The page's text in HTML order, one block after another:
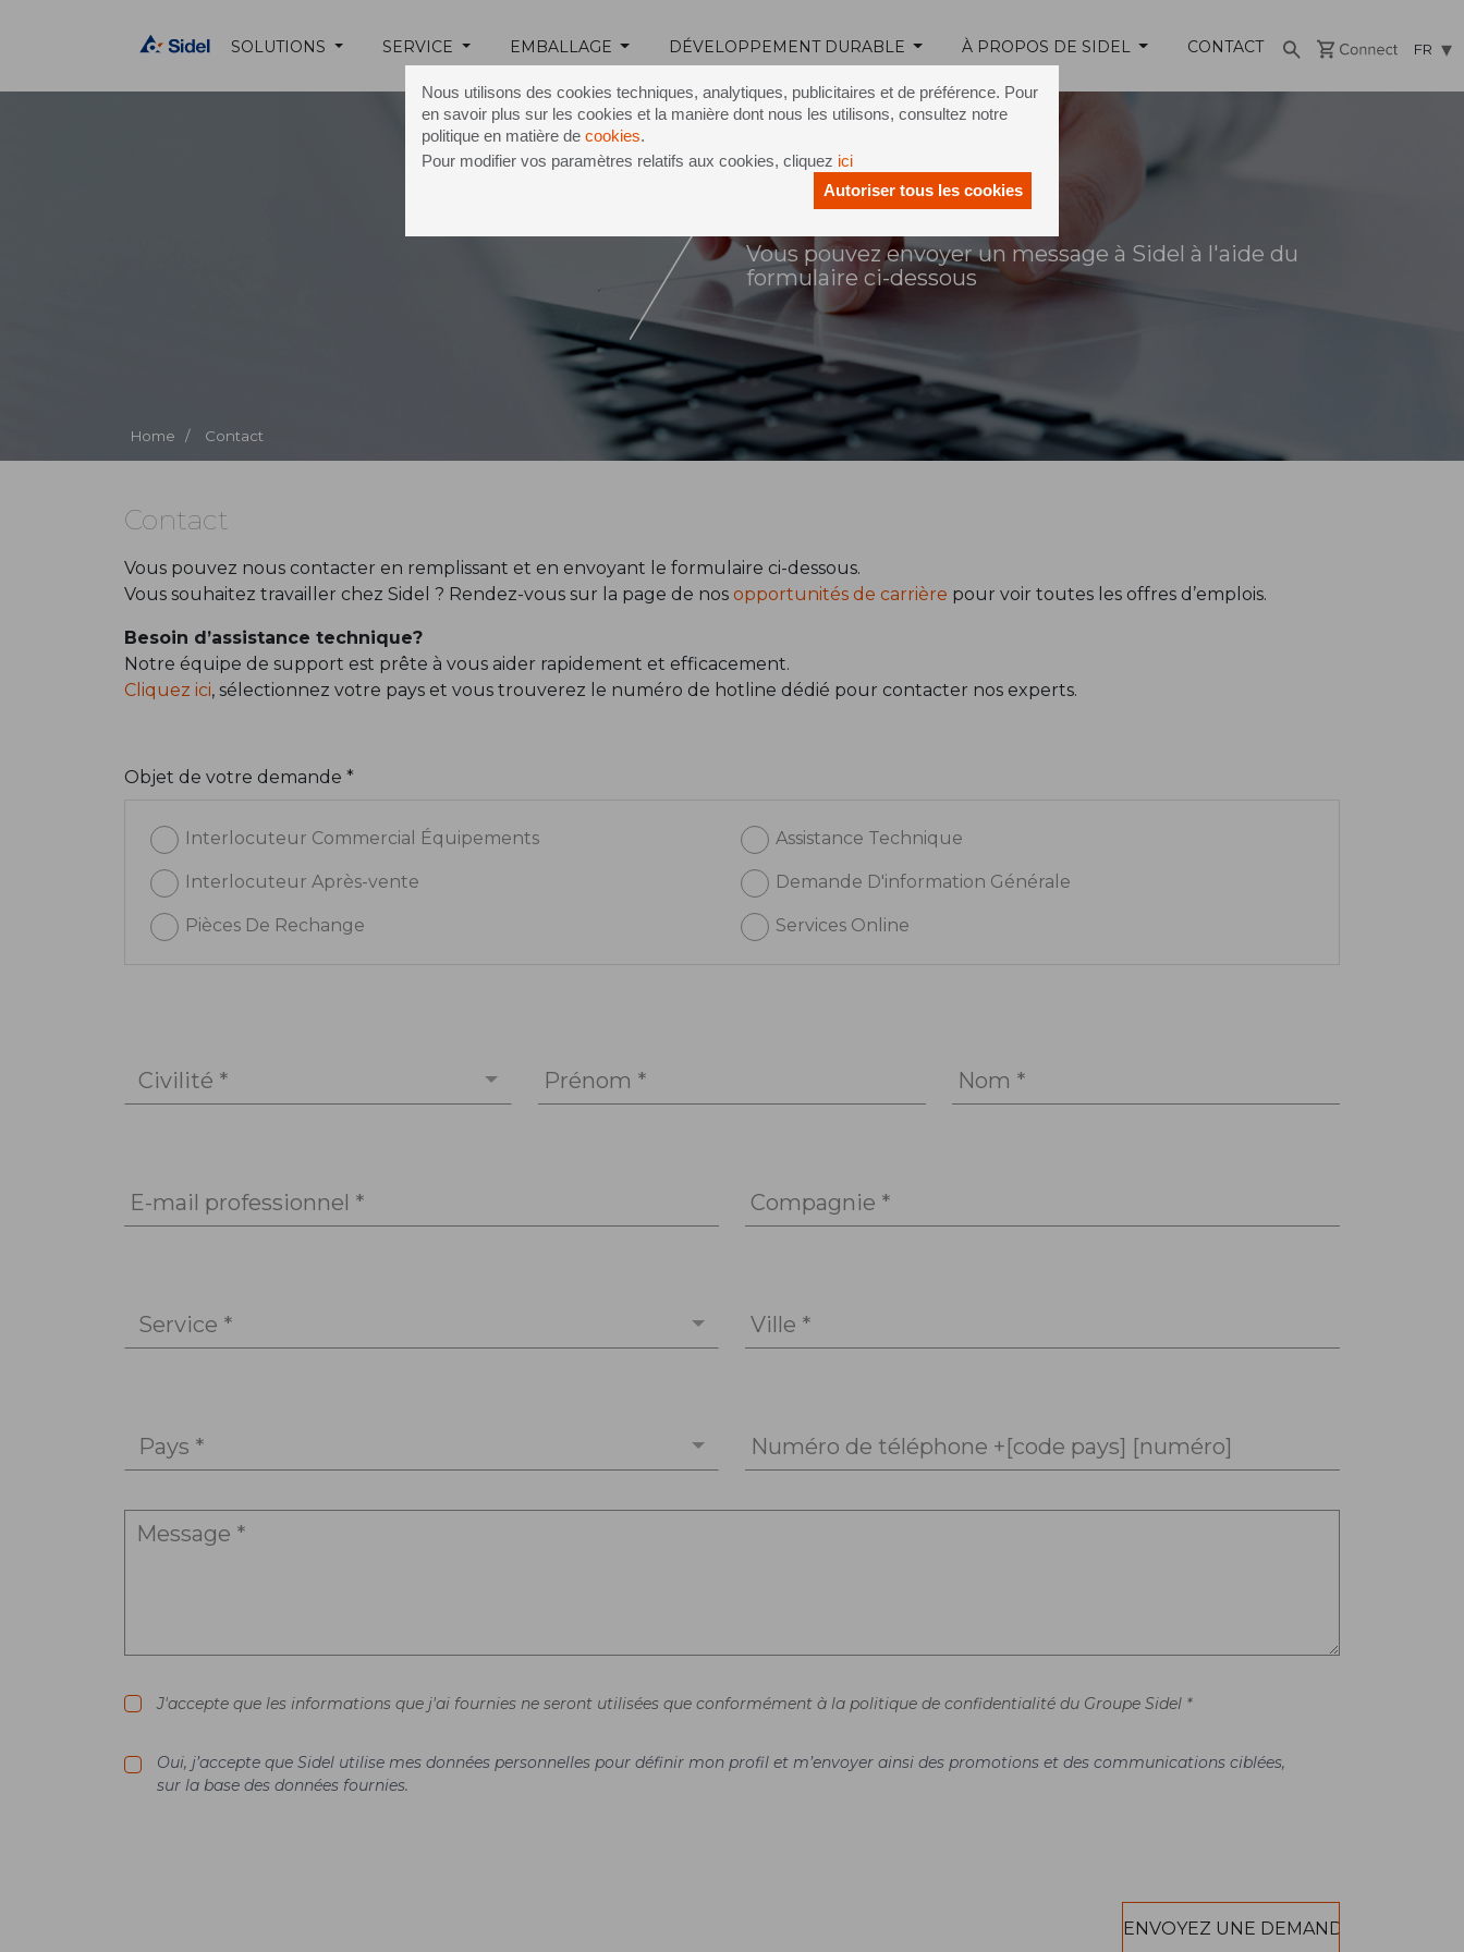
Nous utilisons des cookies techniques, analytiques, publicitaires et de préférence. Pour
en savoir plus sur les cookies et la manière dont nous les utilisons, consultez notre
politique en matière de cookies.
Pour modifier vos paramètres relatifs aux cookies, cliquez ici
Autoriser tous les cookies
SOLUTIONS SERVICE EMBALLAGE DÉVELOPPEMENT DURABLE À PROPOS DE SIDEL CONTACT FR
Home / Contact
Vous pouvez envoyer un message à Sidel à l'aide du
formulaire ci-dessous
Contact
Vous pouvez nous contacter en remplissant et en envoyant le formulaire ci-dessous.
Vous souhaitez travailler chez Sidel ? Rendez-vous sur la page de nos opportunités de carrière pour voir toutes les offres d’emplois.
Besoin d’assistance technique?
Notre équipe de support est prête à vous aider rapidement et efficacement.
Cliquez ici, sélectionnez votre pays et vous trouverez le numéro de hotline dédié pour contacter nos experts.
Objet de votre demande *
Interlocuteur Commercial Équipements Assistance Technique
Interlocuteur Après-vente Demande D'information Générale
Pièces De Rechange Services Online
Civilité * Prénom * Nom *
E-mail professionnel * Compagnie *
Service * Ville *
Pays * Numéro de téléphone +[code pays] [numéro]
J'accepte que les informations que j'ai fournies ne seront utilisées que conformément à la politique de confidentialité du Groupe Sidel *
Oui, j’accepte que Sidel utilise mes données personnelles pour définir mon profil et m’envoyer ainsi des promotions et des communications ciblées,
sur la base des données fournies.